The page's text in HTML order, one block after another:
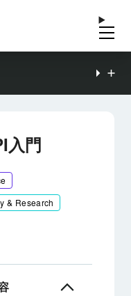
入門
& Research